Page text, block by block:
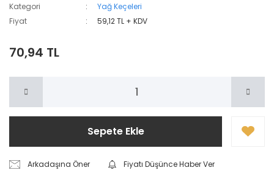
Kategori
Yağ Keçeleri
Fiyat
59,12 TL + KDV
70,94 TL
Sepete Ekle
Arkadaşına Öner
Fiyatı Düşünce Haber Ver